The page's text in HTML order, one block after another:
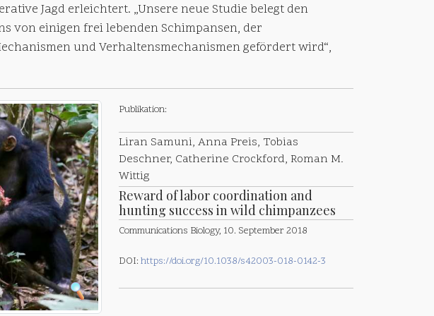
Jagd erleichtert. „Unsere neue Studie belegt den
von einigen frei lebenden Schimpansen, der
und Verhaltensmechanismen gefördert wird“,
Publikation:
Liran Samuni, Anna Preis, Tobias
Deschner, Catherine Crockford, Roman M.
Wittig
Reward of labor coordination and
hunting success in wild chimpanzees
Communications Biology, 10. September 2018
DOI: https://doi.org/10.1038/s42003-018-0142-3